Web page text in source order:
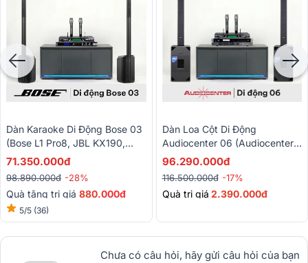
Dàn Karaoke Di Động Bose 03
(Bose L1 Pro8, JBL KX190,
Baiervires BS-790s)
71.350.000đ
98.890.000đ -28%
Quà tặng trị giá 880.000đ
5/5 (36)
Dàn Loa Cột Di Động
Audiocenter 06 (Audiocenter
L83 MK2 + L83S MK2,
BS-790S, BKSound M8)
96.290.000đ
116.500.000đ -17%
Quà trị giá 2.390.000đ
Chưa có câu hỏi, hãy gửi câu hỏi của bạn